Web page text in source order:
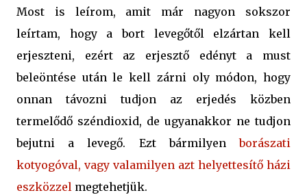
Most is leírom, amit már nagyon sokszor
leírtam, hogy a bort levegőtől elzártan kell
erjeszteni, ezért az erjesztő edényt a must
beleöntése után le kell zárni oly módon, hogy
onnan távozni tudjon az erjedés közben
termelődő széndioxid, de ugyanakkor ne tudjon
bejutni a levegő. Ezt bármilyenborászati
kotyogóval, vagy valamilyen azt helyettesítő házi
eszközzel megtehetjük.